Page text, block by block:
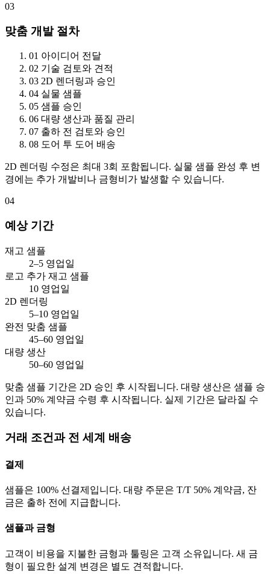
03
맞춤 개발 절차
01 아이디어 전달
02 기술 검토와 견적
03 2D 렌더링과 승인
04 실물 샘플
05 샘플 승인
06 대량 생산과 품질 관리
07 출하 전 검토와 승인
08 도어 투 도어 배송
2D 렌더링 수정은 최대 3회 포함됩니다. 실물 샘플 완성 후 변
경에는 추가 개발비나 금형비가 발생할 수 있습니다.
04
예상 기간
재고 샘플
2–5 영업일
로고 추가 재고 샘플
10 영업일
2D 렌더링
5–10 영업일
완전 맞춤 샘플
45–60 영업일
대량 생산
50–60 영업일
맞춤 샘플 기간은 2D 승인 후 시작됩니다. 대량 생산은 샘플 승
인과 50% 계약금 수령 후 시작됩니다. 실제 기간은 달라질 수
있습니다.
거래 조건과 전 세계 배송
결제
샘플은 100% 선결제입니다. 대량 주문은 T/T 50% 계약금, 잔
금은 출하 전에 지급합니다.
샘플과 금형
고객이 비용을 지불한 금형과 툴링은 고객 소유입니다. 새 금
형이 필요한 설계 변경은 별도 견적합니다.